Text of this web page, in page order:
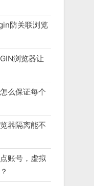
防关联浏览
浏览器让
么保证每个
器隔离能不
账号，虚拟